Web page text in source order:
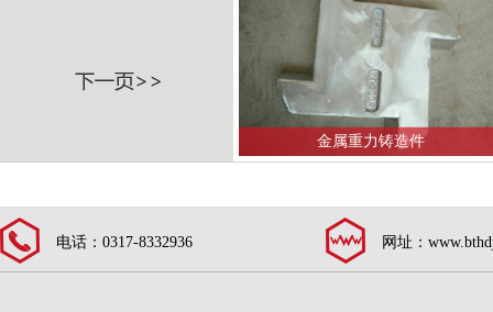
金属重力铸造件
电话：0317-8332936 网址：